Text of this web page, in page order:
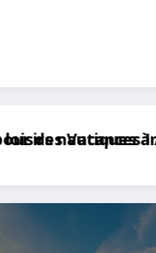
en kayak
5 bonnes